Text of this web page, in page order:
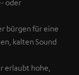
oder
bürgen für eine
kalten Sound
erlaubt hohe,